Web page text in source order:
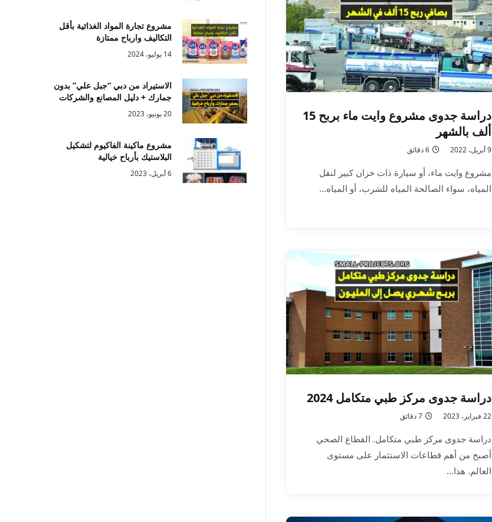
دراسة جدوى مشروع وايت ماء بربح 15
ألف بالشهر
9 أبريل، 2022 6 دقائق
مشروع وايت ماء، أو سيارة ذات خزان كبير لنقل
المياه، سواء الصالحة المياه للشرب، أو المياه…
دراسة جدوى مركز طبي متكامل 2024
22 فبراير، 2023 7 دقائق
دراسة جدوى مركز طبي متكامل. القطاع الصحي
أصبح من أهم قطاعات الاستثمار على مستوى
العالم. هذا…
مشروع تجارة المواد الغذائية بأقل
التكاليف وارباح ممتازة
14 يوليو، 2024
الاستيراد من دبي “جبل علي” بدون
جمارك + دليل المصانع والشركات
20 يونيو، 2023
مشروع ماكينة الفاكيوم لتشكيل
البلاستيك بأرباح خيالية
6 أبريل، 2023